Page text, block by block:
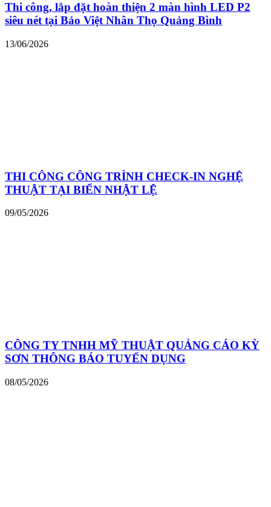
Thi công, lắp đặt hoàn thiện 2 màn hình LED P2
siêu nét tại Bảo Việt Nhân Thọ Quảng Bình
13/06/2026
THI CÔNG CÔNG TRÌNH CHECK-IN NGHỆ
THUẬT TẠI BIỂN NHẬT LỆ
09/05/2026
CÔNG TY TNHH MỸ THUẬT QUẢNG CÁO KỲ
SƠN THÔNG BÁO TUYỂN DỤNG
08/05/2026